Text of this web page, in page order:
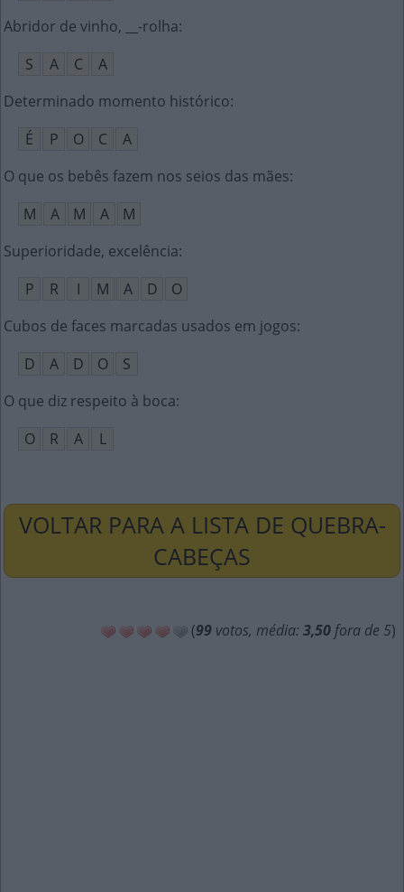
Abridor de vinho, __-rolha:
S
A C
A
Determinado momento histórico:
É
P O C
A
O que os bebês fazem nos seios das mães:
M
A M A
M
Superioridade, excelência:
P
R I M A D
O
Cubos de faces marcadas usados em jogos:
D
A D O
S
O que diz respeito à boca:
O
R A L
VOLTAR PARA A LISTA DE QUEBRA-
CABEÇAS
(99 votos, média: 3,50 fora de 5)